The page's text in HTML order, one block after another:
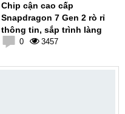
Chip cận cao cấp
Snapdragon 7 Gen 2 rò rỉ
thông tin, sắp trình làng
0 3457